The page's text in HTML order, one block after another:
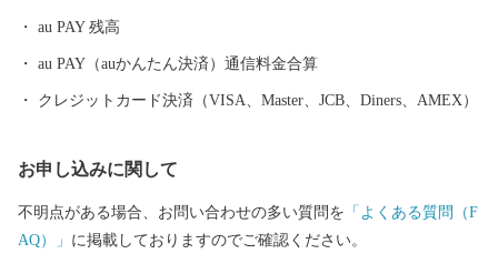
au PAY 残高
au PAY（auかんたん決済）通信料金合算
クレジットカード決済（VISA、Master、JCB、Diners、AMEX）
お申し込みに関して
不明点がある場合、お問い合わせの多い質問を 「よくある質問（F
AQ）」 に掲載しておりますのでご確認ください。